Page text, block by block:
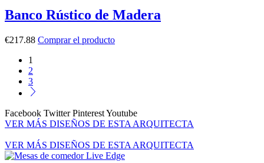
Banco Rústico de Madera
€217.88 Comprar el producto
1
2
3
Facebook Twitter PinterestYoutube
VER MÁS DISEÑOS DE ESTA ARQUITECTA
VER MÁS DISEÑOS DE ESTA ARQUITECTA